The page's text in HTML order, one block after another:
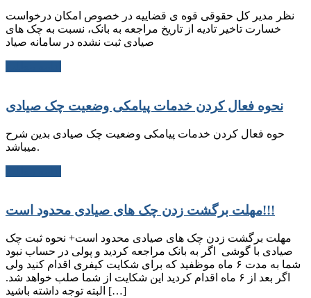
نظر مدیر کل حقوقی قوه ی قضاییه در خصوص امکان درخواست
خسارت تاخیر تادیه از تاریخ مراجعه به بانک، نسبت به چک های
صیادی ثبت نشده در سامانه صیاد
نحوه فعال کردن خدمات پیامکی وضعیت چک صیادی
حوه فعال کردن خدمات پیامکی وضعیت چک صیادی بدین شرح
میباشد.
مهلت برگشت زدن چک های صیادی محدود است!!!
مهلت برگشت زدن چک های صیادی محدود است+ نحوه ثبت چک
صیادی با گوشی اگر به بانک مراجعه کردید و پولی در حساب نبود
شما به مدت ۶ ماه موظفید که برای شکایت کیفری اقدام کنید ولی
اگر بعد از ۶ ماه اقدام کردید این شکایت از شما صلب خواهد شد.
البته توجه داشته باشید […]